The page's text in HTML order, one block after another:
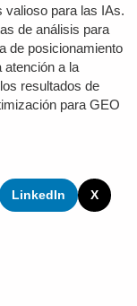
valioso para las IAs.
de análisis para
de posicionamiento
atención a la
resultados de
para GEO
LinkedIn X